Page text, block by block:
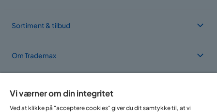
Sortiment & tilbud
Om Trademax
Vi findes i flere forskellige lande
Vi værner om din integritet
Ved at klikke på "acceptere cookies" giver du dit samtykke til, at vi